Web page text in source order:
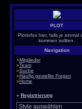
PLOT
Plotinfos hier, falls je einmal
kommen sollten.
Navigation
»Mitglieder
»Team
»Suche
»Häufig gestellte Fragen
»Home
» Registrierung